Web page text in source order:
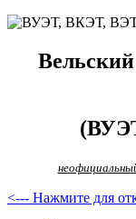
<--- Нажмите для